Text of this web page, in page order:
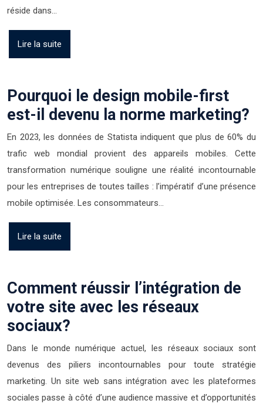
réside dans…
Lire la suite
Pourquoi le design mobile-first
est-il devenu la norme marketing?
En 2023, les données de Statista indiquent que plus de 60% du
trafic web mondial provient des appareils mobiles. Cette
transformation numérique souligne une réalité incontournable
pour les entreprises de toutes tailles : l’impératif d’une présence
mobile optimisée. Les consommateurs…
Lire la suite
Comment réussir l’intégration de
votre site avec les réseaux
sociaux?
Dans le monde numérique actuel, les réseaux sociaux sont
devenus des piliers incontournables pour toute stratégie
marketing. Un site web sans intégration avec les plateformes
sociales passe à côté d’une audience massive et d’opportunités